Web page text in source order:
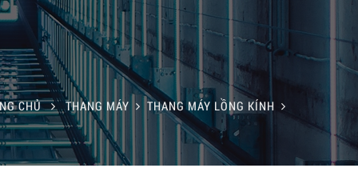
CHỦ THANG MÁY THANG MÁY LỒNG KÍNH